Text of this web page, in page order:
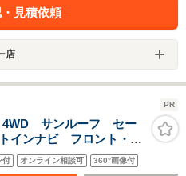
見積依頼
店
PR
4WD サンルーフ セー
インナビ フロント・サ
ンナーミラー パワー
メモリ付きパワーシ
付 オンライン相談可 360°画像付